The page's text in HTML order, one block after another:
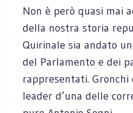
Non è però quasi mai
della nostra storia
Quirinale sia andato
del Parlamento e dei
rappresentati. Gronchi
leader d’una delle